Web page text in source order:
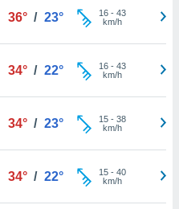
36° / 23° 16- 43
km/h
34° / 22° 16- 43
km/h
34° / 23° 15- 38
km/h
34° / 22° 15- 40
km/h